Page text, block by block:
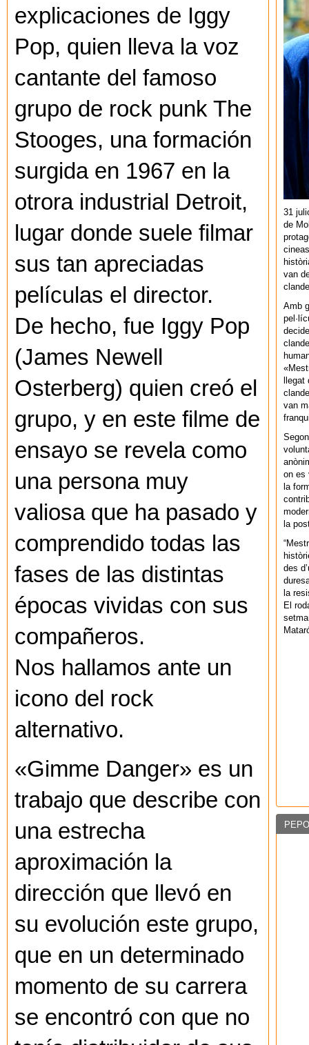
explicaciones de Iggy
Pop, quien lleva la voz
cantante del famoso
grupo de rock punk The
Stooges, una formación
surgida en 1967 en la
otrora industrial Detroit,
lugar donde suele filmar
sus tan apreciadas
películas el director.
De hecho, fue Iggy Pop
(James Newell
Osterberg) quien creó el
grupo, y en este filme de
ensayo se revela como
una persona muy
valiosa que ha pasado y
comprendido todas las
fases de las distintas
épocas vividas con sus
compañeros.
Nos hallamos ante un
icono del rock
alternativo.
«Gimme Danger» es un
trabajo que describe con
una estrecha
aproximación la
dirección que llevó en
su evolución este grupo,
que en un determinado
momento de su carrera
se encontró con que no
31
de
van
Amb
van
on es
la
la
des
la
El